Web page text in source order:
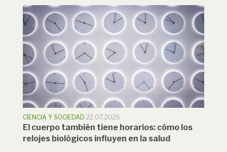
CIENCIA Y SOCIEDAD 22.07.2026
El cuerpo también tiene horarios: cómo los
relojes biológicos influyen en la salud